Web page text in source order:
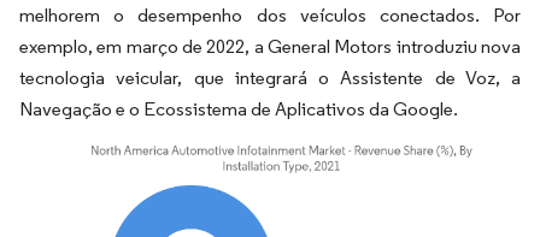
melhorem o desempenho dos veículos conectados. Por
exemplo, em março de 2022, a General Motors introduziu nova
tecnologia veicular, que integrará o Assistente de Voz, a
Navegação e o Ecossistema de Aplicativos da Google.